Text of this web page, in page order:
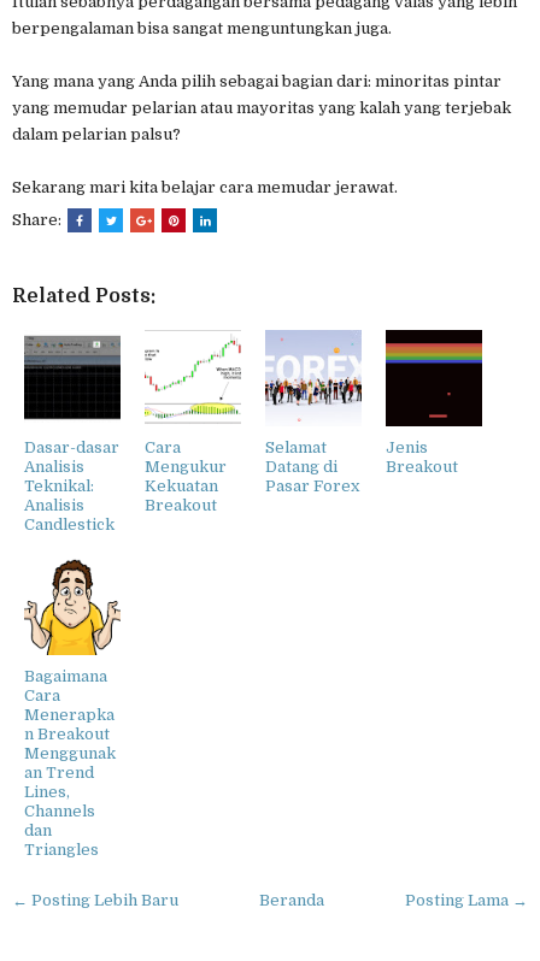
berpengalaman bisa sangat menguntungkan juga.
Yang mana yang Anda pilih sebagai bagian dari: minoritas pintar
yang memudar pelarian atau mayoritas yang kalah yang terjebak
dalam pelarian palsu?
Sekarang mari kita belajar cara memudar jerawat.
Share:
Related Posts:
Dasar-dasar
Analisis
Teknikal:
Analisis
Candlestick
Cara
Mengukur
Kekuatan
Breakout
Selamat
Datang di
Pasar Forex
Jenis
Breakout
Bagaimana
Cara
Menerapka
n Breakout
Menggunak
an Trend
Lines,
Channels
dan
Triangles
← Posting Lebih Baru Posting Lama →
Beranda